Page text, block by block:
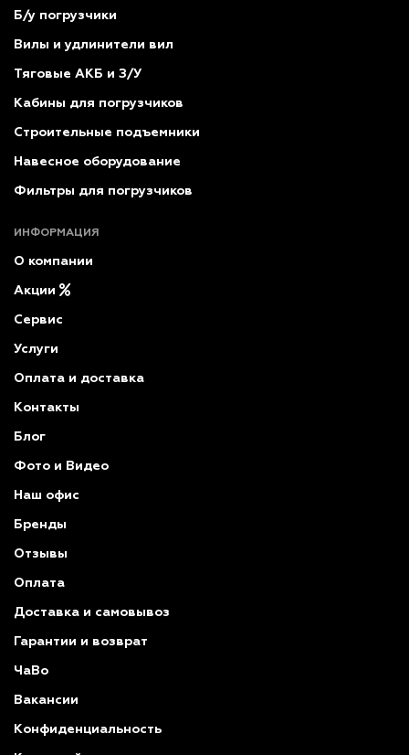
Б/у погрузчики
Вилы и удлинители вил
Тяговые АКБ и З/У
Кабины для погрузчиков
Строительные подъемники
Навесное оборудование
Фильтры для погрузчиков
ИНФОРМАЦИЯ
О компании
Акции
Сервис
Услуги
Оплата и доставка
Контакты
Блог
Фото и Видео
Наш офис
Бренды
Отзывы
Оплата
Доставка и самовывоз
Гарантии и возврат
ЧаВо
Вакансии
Конфиденциальность